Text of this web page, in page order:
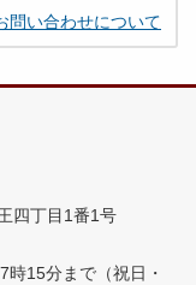
問い合わせについて
四丁目1番1号
時15分まで （祝日・